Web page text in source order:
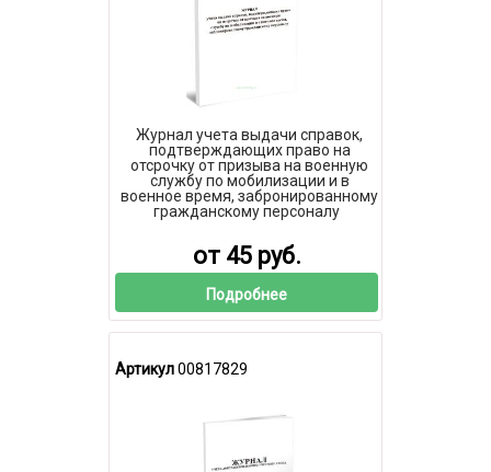
Журнал учета выдачи справок,
подтверждающих право на
отсрочку от призыва на военную
службу по мобилизации и в
военное время, забронированному
гражданскому персоналу
от 45 руб.
Подробнее
Артикул00817829